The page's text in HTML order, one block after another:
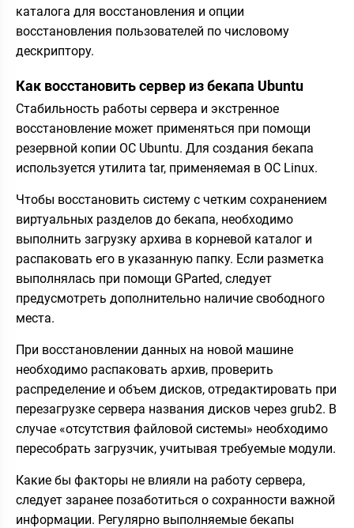
каталога для восстановления и опции
восстановления пользователей по числовому
дескриптору.
Как восстановить сервер из бекапа Ubuntu
Стабильность работы сервера и экстренное
восстановление может применяться при помощи
резервной копии ОС Ubuntu. Для создания бекапа
используется утилита tar, применяемая в ОС Linux.
Чтобы восстановить систему с четким сохранением
виртуальных разделов до бекапа, необходимо
выполнить загрузку архива в корневой каталог и
распаковать его в указанную папку. Если разметка
выполнялась при помощи GParted, следует
предусмотреть дополнительно наличие свободного
места.
При восстановлении данных на новой машине
необходимо распаковать архив, проверить
распределение и объем дисков, отредактировать при
перезагрузке сервера названия дисков через grub2. В
случае «отсутствия файловой системы» необходимо
пересобрать загрузчик, учитывая требуемые модули.
Какие бы факторы не влияли на работу сервера,
следует заранее позаботиться о сохранности важной
информации. Регулярно выполняемые бекапы